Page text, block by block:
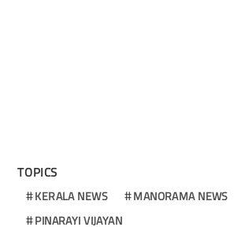
TOPICS
KERALA NEWS
MANORAMA NEWS
PINARAYI VIJAYAN